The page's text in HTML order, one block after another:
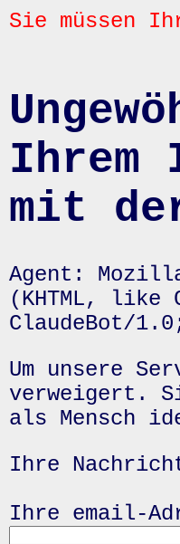
Sie müssen
Ihrem
mit
Agent:
(KHTML, like
ClaudeBot/
Um unsere
verweigert.
als Mensch
Ihre
Ihre email-